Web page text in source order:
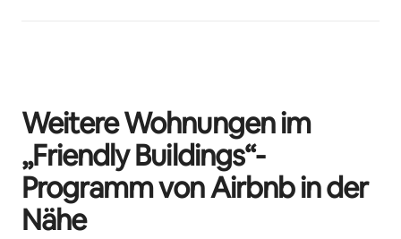
Weitere Wohnungen im
„Friendly Buildings“-
Programm von Airbnb in der
Nähe